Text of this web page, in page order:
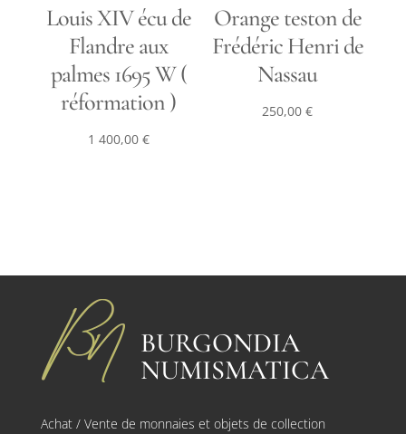
Louis XIV écu de
Flandre aux
palmes 1695 W (
réformation )
1 400,00 €
Orange teston de
Frédéric Henri de
Nassau
250,00€
BURGONDIA
NUMISMATICA
Achat / Vente de monnaies et objets de collection